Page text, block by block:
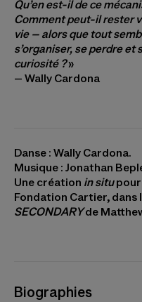
Qu’en est-il de ce
Comment peut-il rester
vie – alors que tout
s’organiser, se perdre
curiosité ?»
– Wally Cardona
Danse : Wally Cardona.
Musique : Jonathan
Une création in situ
Fondation Cartier, dans
SECONDARYde
Biographies